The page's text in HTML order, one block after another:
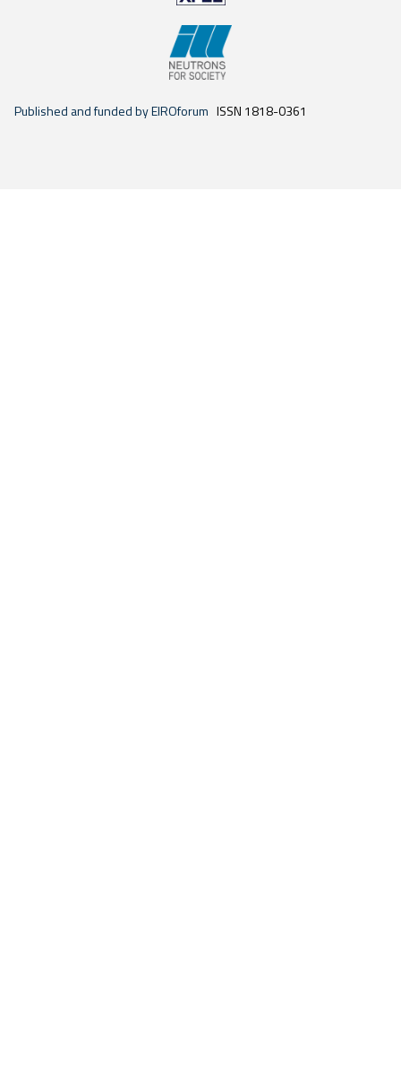
Published and funded by EIROforum ISSN 1818-0361